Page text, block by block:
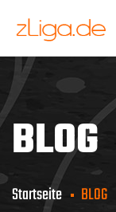
BLOG
Startseite BLOG